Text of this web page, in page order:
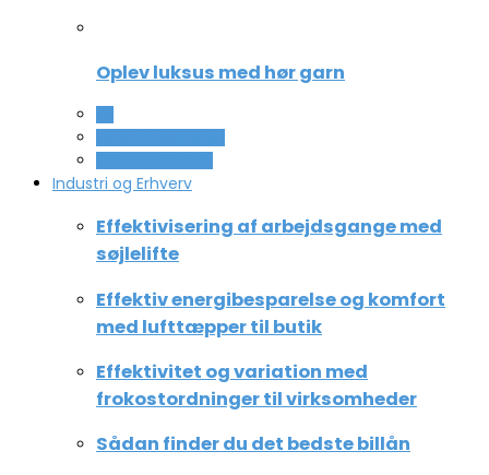
Oplev luksus med hør garn
Industri og Erhverv
Effektivisering af arbejdsgange med
søjlelifte
Effektiv energibesparelse og komfort
med lufttæpper til butik
Effektivitet og variation med
frokostordninger til virksomheder
Sådan finder du det bedste billån